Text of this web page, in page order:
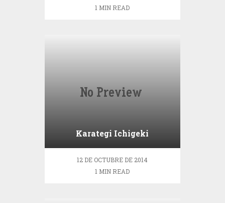
1 MIN READ
Karategi Ichigeki
12 DE OCTUBRE DE 2014
1 MIN READ